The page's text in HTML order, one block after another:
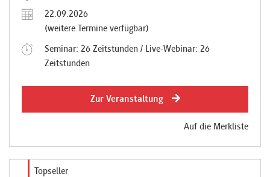
22.09.2026
(weitere Termine verfügbar)
Seminar: 26 Zeitstunden / Live-Webinar: 26
Zeitstunden
Zur Veranstaltung
Auf die Merkliste
Topseller